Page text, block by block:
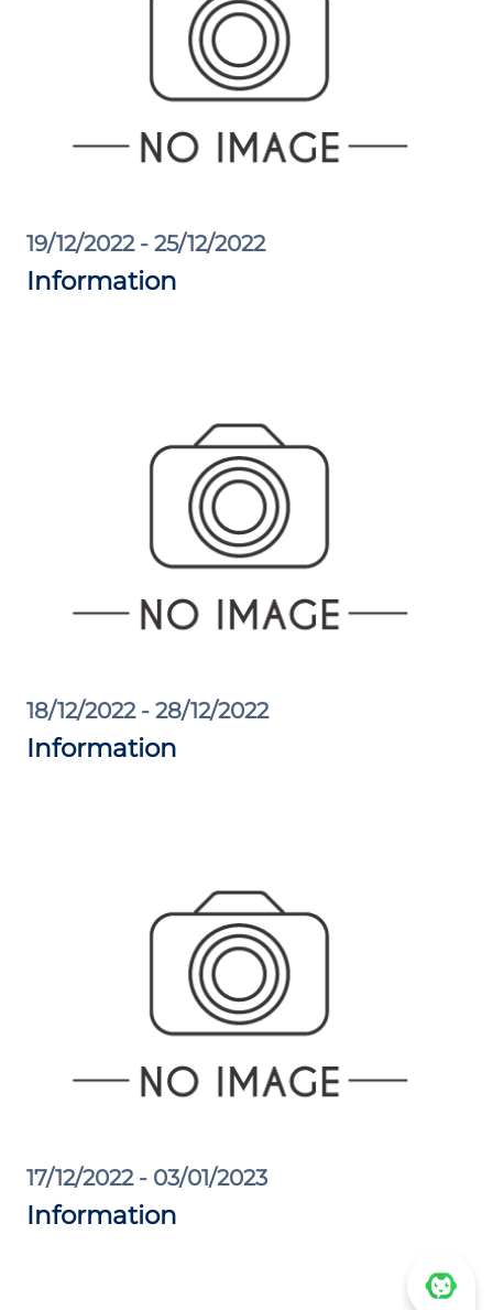
19/12/2022 - 25/12/2022
Information
18/12/2022 - 28/12/2022
Information
17/12/2022 - 03/01/2023
Information